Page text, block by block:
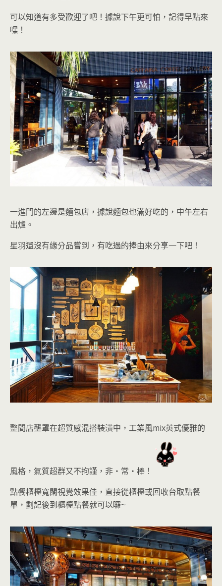
可以知道有多受歡迎了吧！據說下午更可怕，記得早點來
嘿 ！
一進門的左邊是麵包店，據說麵包也滿好吃的，中午左右
出爐 。
星羽還沒有緣分品嘗到，有吃過的捧由來分享一下吧！
整間店壟罩在超質感混搭裝潢中，工業風mix英式優雅的
風格，氣質超群又不拘謹 ，非‧常‧棒！
點餐櫃檯寬闊視覺效果佳，直接從櫃檯或回收台取點餐
單，劃記後到櫃檯點餐就可以囉~